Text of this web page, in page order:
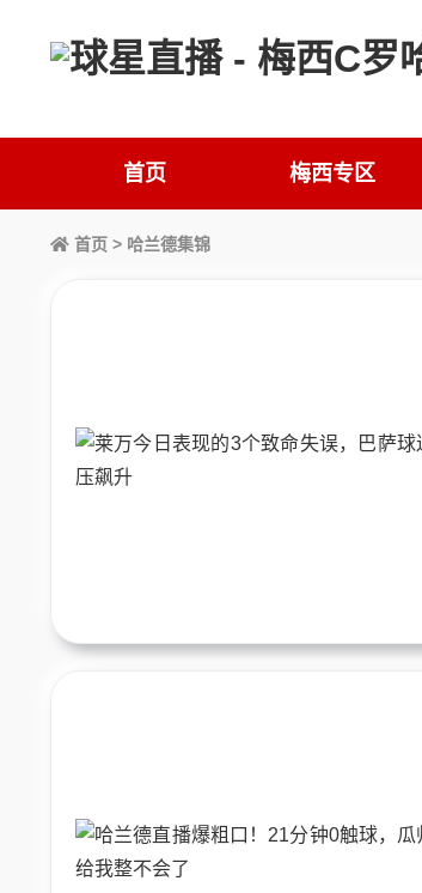
首页 梅西专区
首页 > 哈兰德集锦